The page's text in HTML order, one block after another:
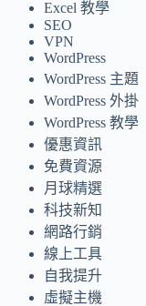
Excel 教學
SEO
VPN
WordPress
WordPress 主題
WordPress 外掛
WordPress 教學
優惠資訊
免費資源
月球精選
科技新知
網路行銷
線上工具
自我提升
虛擬主機